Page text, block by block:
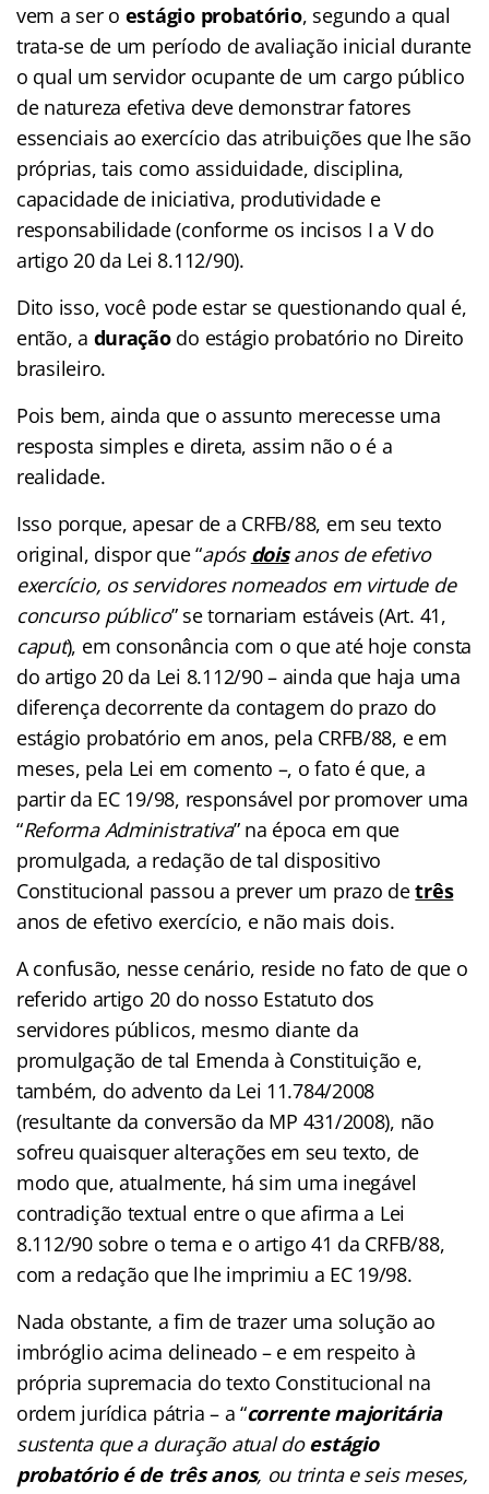
vem a ser o estágio probatório, segundo a qual
trata-se de um período de avaliação inicial durante
o qual um servidor ocupante de um cargo público
de natureza efetiva deve demonstrar fatores
essenciais ao exercício das atribuições que lhe são
próprias, tais como assiduidade, disciplina,
capacidade de iniciativa, produtividade e
responsabilidade (conforme os incisos I a V do
artigo 20 da Lei 8.112/90).
Dito isso, você pode estar se questionando qual é,
então, a duraçãodo estágio probatório no Direito
brasileiro.
Pois bem, ainda que o assunto merecesse uma
resposta simples e direta, assim não o é a
realidade.
Isso porque, apesar de a CRFB/88, em seu texto
original, dispor que “após doisanos de efetivo
exercício, os servidores nomeados em virtude de
concurso público” se tornariam estáveis (Art. 41,
caput), em consonância com o que até hoje consta
do artigo 20 da Lei 8.112/90 – ainda que haja uma
diferença decorrente da contagem do prazo do
estágio probatório em anos, pela CRFB/88, e em
meses, pela Lei em comento –, o fato é que, a
partir da EC 19/98, responsável por promover uma
“Reforma Administrativa” na época em que
promulgada, a redação de tal dispositivo
Constitucional passou a prever um prazo detrês
anos de efetivo exercício, e não mais dois.
A confusão, nesse cenário, reside no fato de que o
referido artigo 20 do nosso Estatuto dos
servidores públicos, mesmo diante da
promulgação de tal Emenda à Constituição e,
também, do advento da Lei 11.784/2008
(resultante da conversão da MP 431/2008), não
sofreu quaisquer alterações em seu texto, de
modo que, atualmente, há sim uma inegável
contradição textual entre o que afirma a Lei
8.112/90 sobre o tema e o artigo 41 da CRFB/88,
com a redação que lhe imprimiu a EC 19/98.
Nada obstante, a fim de trazer uma solução ao
imbróglio acima delineado – e em respeito à
própria supremacia do texto Constitucional na
ordem jurídica pátria – a “corrente majoritária
sustenta que a duração atual doestágio
probatório é de três anos, ou trinta e seis meses,